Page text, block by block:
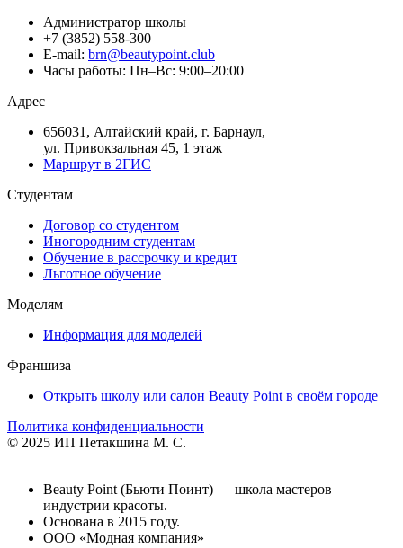
Администратор школы
+7 (3852) 558-300
E-mail: brn@beautypoint.club
Часы работы: Пн–Вс: 9:00–20:00
Адрес
656031, Алтайский край, г. Барнаул,
ул. Привокзальная 45, 1 этаж
Маршрут в 2ГИС
Студентам
Договор со студентом
Иногородним студентам
Обучение в рассрочку и кредит
Льготное обучение
Моделям
Информация для моделей
Франшиза
Открыть школу или салон Beauty Point в своём городе
Политика конфиденциальности
© 2025 ИП Петакшина М. С.
Beauty Point (Бьюти Поинт) — школа мастеров
индустрии красоты.
Основана в 2015 году.
ООО «Модная компания»